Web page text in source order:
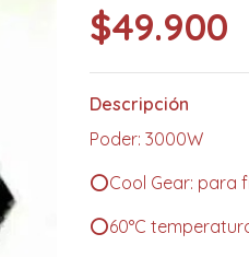
$49.900
Descripción
Poder: 3000W
⭕Cool Gear: para
⭕60°C